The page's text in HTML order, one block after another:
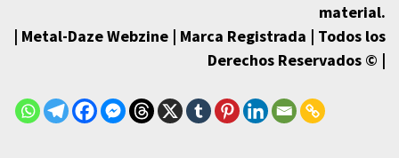
material.
| Metal-Daze Webzine | Marca Registrada | Todos los
Derechos Reservados © |